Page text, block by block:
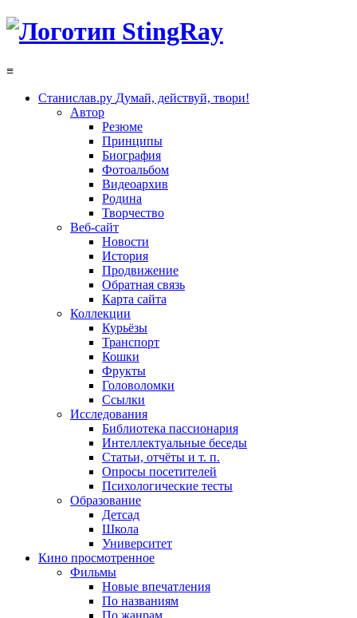
≡
Станислав.ру Думай, действуй, твори!
Автор
Резюме
Принципы
Биография
Фотоальбом
Видеоархив
Родина
Творчество
Веб-сайт
Новости
История
Продвижение
Обратная связь
Карта сайта
Коллекции
Курьёзы
Транспорт
Кошки
Фрукты
Головоломки
Ссылки
Исследования
Библиотека пассионария
Интеллектуальные беседы
Статьи, отчёты и т. п.
Опросы посетителей
Психологические тесты
Образование
Детсад
Школа
Университет
Кино просмотренное
Фильмы
Новые впечатления
По названиям
По жанрам